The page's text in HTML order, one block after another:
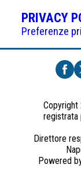
PRIVACY
Preferenze
Copyright
registrata
Direttore
Powered